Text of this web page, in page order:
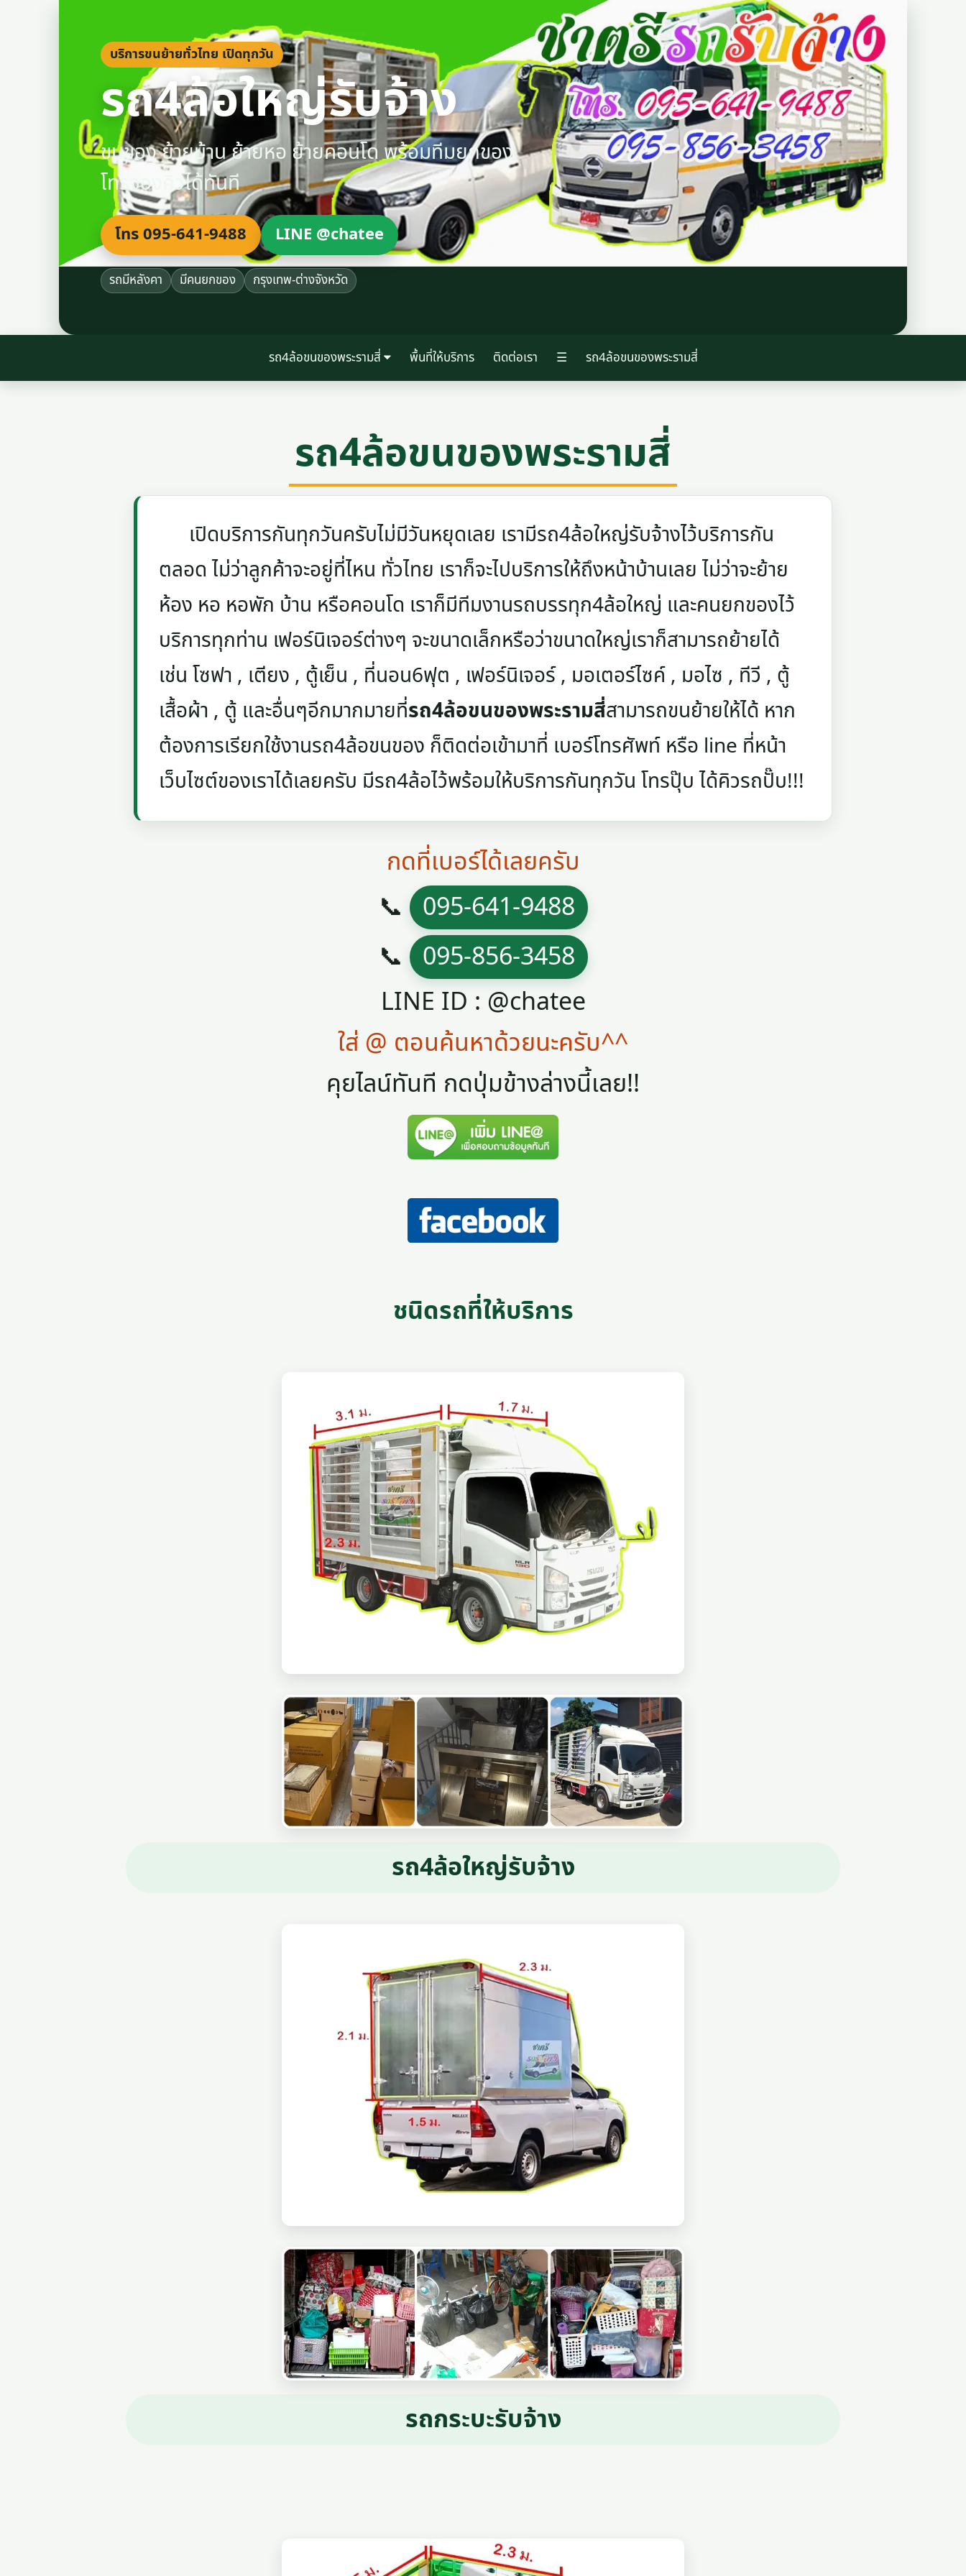
บริการขนย้ายทั่วไทย เปิดทุกวัน
รถ4ล้อใหญ่รับจ้าง
ขนของ ย้ายบ้าน ย้ายหอ ย้ายคอนโด พร้อมทีมยกของ
โทรจองคิวได้ทันที
โทร 095-641-9488 LINE @chatee
รถมีหลังคา มีคนยกของ กรุงเทพ-ต่างจังหวัด
รถ4ล้อขนของพระรามสี่ พื้นที่ให้บริการ ติดต่อเรา ☰ รถ4ล้อขนของพระรามสี่
รถ4ล้อขนของพระรามสี่
เปิดบริการกันทุกวันครับไม่มีวันหยุดเลย เรามีรถ4ล้อใหญ่รับจ้างไว้บริการกัน
ตลอด ไม่ว่าลูกค้าจะอยู่ที่ไหน ทั่วไทย เราก็จะไปบริการให้ถึงหน้าบ้านเลย ไม่ว่าจะย้าย
ห้อง หอ หอพัก บ้าน หรือคอนโด เราก็มีทีมงานรถบรรทุก4ล้อใหญ่ และคนยกของไว้
บริการทุกท่าน เฟอร์นิเจอร์ต่างๆ จะขนาดเล็กหรือว่าขนาดใหญ่เราก็สามารถย้ายได้
เช่น โซฟา , เตียง , ตู้เย็น , ที่นอน6ฟุต , เฟอร์นิเจอร์ , มอเตอร์ไซค์ , มอไซ , ทีวี , ตู้
เสื้อผ้า , ตู้ และอื่นๆอีกมากมายที่รถ4ล้อขนของพระรามสี่สามารถขนย้ายให้ได้ หาก
ต้องการเรียกใช้งานรถ4ล้อขนของ ก็ติดต่อเข้ามาที่ เบอร์โทรศัพท์ หรือ line ที่หน้า
เว็บไซต์ของเราได้เลยครับ มีรถ4ล้อไว้พร้อมให้บริการกันทุกวัน โทรปุ๊บ ได้คิวรถปั๊บ!!!
กดที่เบอร์ได้เลยครับ
📞
095-641-9488
📞
095-856-3458
LINE ID : @chatee
ใส่ @ ตอนค้นหาด้วยนะครับ^^
คุยไลน์ทันที กดปุ่มข้างล่างนี้เลย!!
ชนิดรถที่ให้บริการ
รถ4ล้อใหญ่รับจ้าง
รถกระบะรับจ้าง